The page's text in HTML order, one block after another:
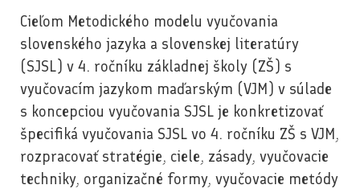
Cieľom Metodického modelu vyučovania
slovenského jazyka a slovenskej literatúry
(SJSL) v 4. ročníku základnej školy (ZŠ) s
vyučovacím jazykom maďarským (VJM) v súlade
s koncepciou vyučovania SJSL je konkretizovať
špecifiká vyučovania SJSL vo 4. ročníku ZŠ s VJM,
rozpracovať stratégie, ciele, zásady, vyučovacie
techniky, organizačné formy, vyučovacie metódy